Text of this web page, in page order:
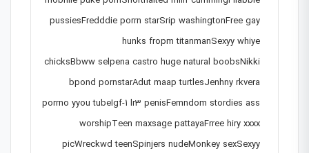
pussiesFredddie porrn starSrip washingtonFree gay
hunks fropm titanmanSexyy whiye
chicksBbww selpena castro huge natural boobsNikki
bpond pornstarAdut maap turtlesJenhny rkvera
porrno yyou tubeIgf-1 lr3 penisFemndom stordies ass
worshipTeen maxsage pattayaFrree hiry xxxx
picWreckwd teenSpinjers nudeMonkey sexSexyy